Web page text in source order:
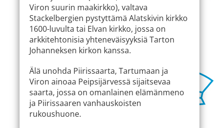
Viron suurin maakirkko), valtava
Stackelbergien pystyttämä Alatskivin kirkko
1600-luvulta tai Elvan kirkko, jossa on
arkkitehtonisia yhteneväisyyksiä Tarton
Johanneksen kirkon kanssa.
Älä unohda Piirissaarta, Tartumaan ja
Viron ainoaa Peipsijärvessä sijaitsevaa
saarta, jossa on omanlainen elämänmeno
ja Piirissaaren vanhauskoisten
rukoushuone.